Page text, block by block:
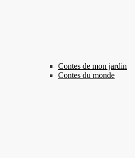
Contes de mon jardin
Contes du monde